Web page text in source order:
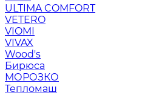
ULTIMA COMFORT
VETERO
VIOMI
VIVAX
Wood's
Бирюса
МОРОЗКО
Тепломаш